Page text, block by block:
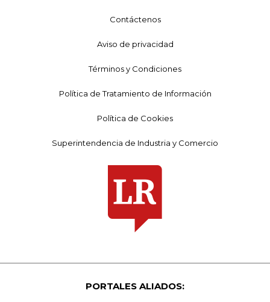
Contáctenos
Aviso de privacidad
Términos y Condiciones
Política de Tratamiento de Información
Política de Cookies
Superintendencia de Industria y Comercio
PORTALES ALIADOS: